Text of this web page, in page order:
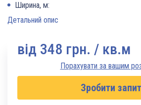
Ширина, м:
Детальний опис
вiд 348 грн. / кв.м
Порахувати за вашим
Зробити запит